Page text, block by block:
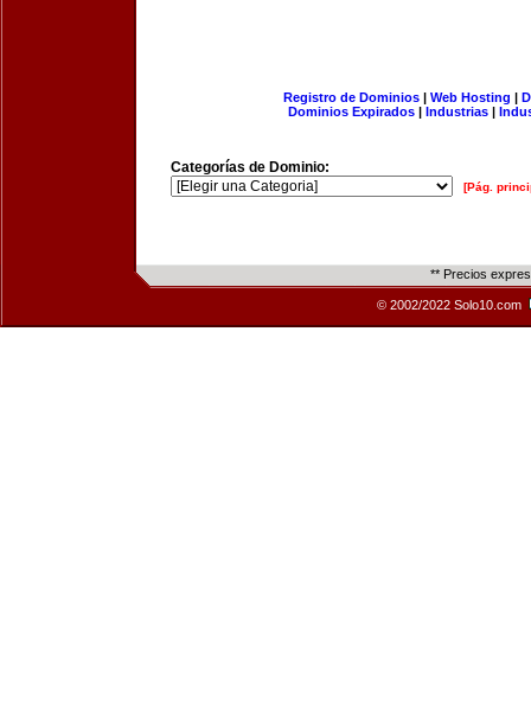
Registro de Dominios| Web Hosting |
Dominios Expirados | Industrias |
Categorías de Dominio:
[Pág.
** Precios
© 2002/2022 Solo10.com